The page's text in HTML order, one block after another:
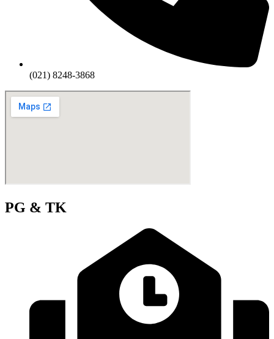
(021) 8248-3868
PG & TK